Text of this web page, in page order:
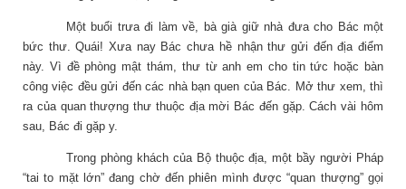
Một buổi trưa đi làm về, bà già giữ nhà đưa cho Bác một
bức thư. Quái! Xưa nay Bác chưa hề nhận thư gửi đến địa điểm
này. Vì đề phòng mật thám, thư từ anh em cho tin tức hoặc bàn
công việc đều gửi đến các nhà bạn quen của Bác. Mở thư xem, thì
ra của quan thượng thư thuộc địa mời Bác đến gặp. Cách vài hôm
sau, Bác đi gặp y.
Trong phòng khách của Bộ thuộc địa, một bầy người Pháp
“tai to mặt lớn” đang chờ đến phiên mình được “quan thượng” gọi